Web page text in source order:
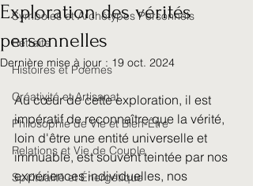
Symboles et Archétypes Personnels
Retraite
Histoires et Poèmes
Créativité et Artisanat
Philosophie de Vie et Bien-Être
Relations et Vie de Couple
Spiritualité et Énergétique
Exploration des vérités
personnelles
Dernière mise à jour : 19 oct. 2024
Au cœur de cette exploration, il est
impératif de reconnaître que la vérité,
loin d'être une entité universelle et
immuable, est souvent teintée par nos
expériences individuelles, nos